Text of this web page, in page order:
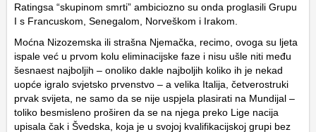
Ratingsa “skupinom smrti” ambiciozno su onda proglasili Grupu
I s Francuskom, Senegalom, Norveškom i Irakom.
Moćna Nizozemska ili strašna Njemačka, recimo, ovoga su ljeta
ispale već u prvom kolu eliminacijske faze i nisu ušle niti među
šesnaest najboljih – onoliko dakle najboljih koliko ih je nekad
uopće igralo svjetsko prvenstvo – a velika Italija, četverostruki
prvak svijeta, ne samo da se nije uspjela plasirati na Mundijal –
toliko besmisleno proširen da se na njega preko Lige nacija
upisala čak i Švedska, koja je u svojoj kvalifikacijskoj grupi bez